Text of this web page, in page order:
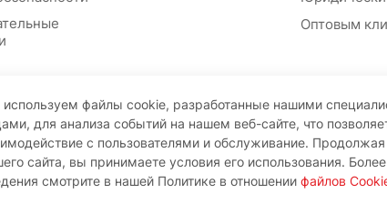
Оптовым
файлы cookie, разработанные нашими
для анализа событий на нашем веб-сайте, что
с пользователями и обслуживание.
сайта, вы принимаете условия его использования.
смотрите в нашей Политике в отношении файлов